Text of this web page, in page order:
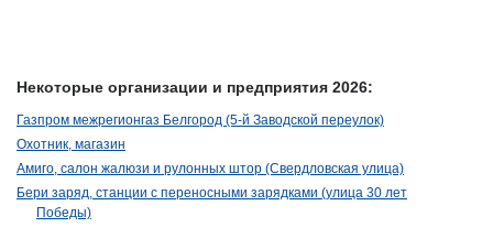
Некоторые организации и предприятия 2026:
Газпром межрегионгаз Белгород (5-й Заводской переулок)
Охотник, магазин
Амиго, салон жалюзи и рулонных штор (Свердловская улица)
Бери заряд, станции с переносными зарядками (улица 30 лет
Победы)